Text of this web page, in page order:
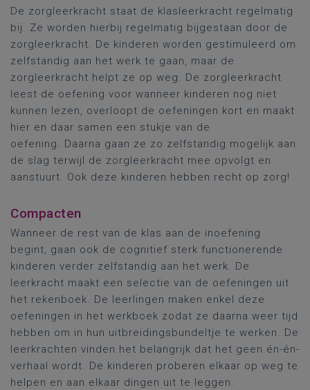
De zorgleerkracht staat de klasleerkracht regelmatig
bij. Ze worden hierbij regelmatig bijgestaan door de
zorgleerkracht. De kinderen worden gestimuleerd om
zelfstandig aan het werk te gaan, maar de
zorgleerkracht helpt ze op weg. De zorgleerkracht
leest de oefening voor wanneer kinderen nog niet
kunnen lezen, overloopt de oefeningen kort en maakt
hier en daar samen een stukje van de
oefening. Daarna gaan ze zo zelfstandig mogelijk aan
de slag terwijl de zorgleerkracht mee opvolgt en
aanstuurt. Ook deze kinderen hebben recht op zorg!
Compacten
Wanneer de rest van de klas aan de inoefening
begint, gaan ook de cognitief sterk functionerende
kinderen verder zelfstandig aan het werk. De
leerkracht maakt een selectie van de oefeningen uit
het rekenboek. De leerlingen maken enkel deze
oefeningen in het werkboek zodat ze daarna weer tijd
hebben om in hun uitbreidingsbundeltje te werken. De
leerkrachten vinden het belangrijk dat het geen én-én-
verhaal wordt. De kinderen proberen elkaar op weg te
helpen en aan elkaar dingen uit te leggen.